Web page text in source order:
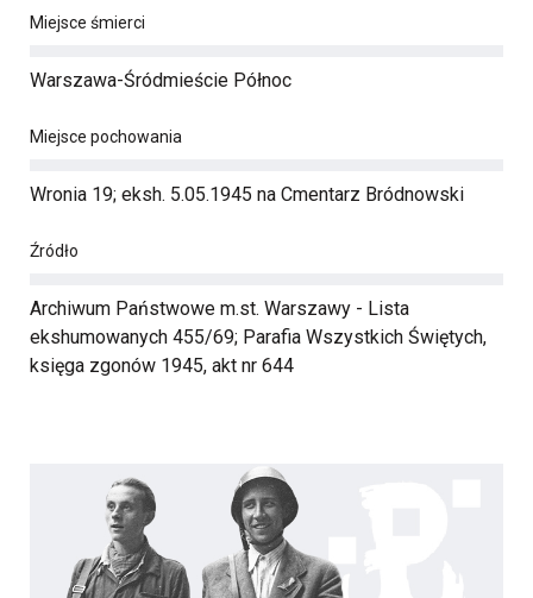
Miejsce śmierci
Warszawa-Śródmieście Północ
Miejsce pochowania
Wronia 19; eksh. 5.05.1945 na Cmentarz Bródnowski
Źródło
Archiwum Państwowe m.st. Warszawy - Lista
ekshumowanych 455/69; Parafia Wszystkich Świętych,
księga zgonów 1945, akt nr 644